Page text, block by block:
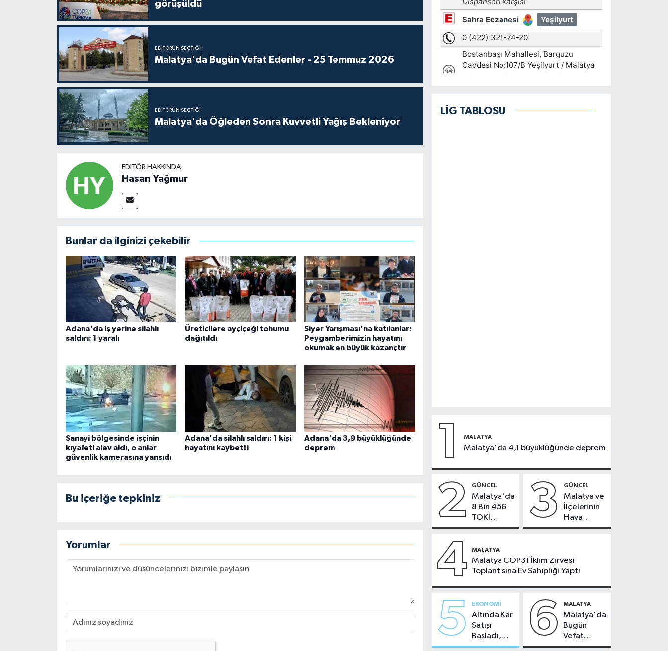
görüşüldü
EDITÖRÜN SEÇTIĞI
Malatya'da Bugün Vefat Edenler - 25 Temmuz 2026
EDITÖRÜN SEÇTIĞI
Malatya'da Öğleden Sonra Kuvvetli Yağış Bekleniyor
EDITÖR HAKKINDA
Hasan Yağmur
Bunlar da ilginizi çekebilir
Adana'da iş yerine silahlı
saldırı: 1 yaralı
Üreticilere ayçiçeği tohumu
dağıtıldı
Siyer Yarışması'na katılanlar:
Peygamberimizin hayatını
okumak en büyük kazançtır
Sanayi bölgesinde işçinin
kıyafeti alev aldı, o anlar
güvenlik kamerasına yansıdı
Adana'da silahlı saldırı: 1 kişi
hayatını kaybetti
Adana'da 3,9 büyüklüğünde
deprem
Bu içeriğe tepkiniz
Yorumlar
LİG TABLOSU
1 MALATYA
Malatya'da 4,1 büyüklüğünde deprem
2 GÜNCEL
Malatya'da
8 Bin 456
TOKİ
Konutunun
Bugün
Çekiliyor
3 GÜNCEL
Malatya ve
İlçelerinin
Hava
Durumu -
2026
4 MALATYA
Malatya COP31 İklim Zirvesi
Toplantısına Ev Sahipliği Yaptı
5 EKONOMI
Altında Kâr
Satışı
Başladı,
Malatya'da
6 MALATYA
Malatya'da
Bugün
Vefat
Edenler -